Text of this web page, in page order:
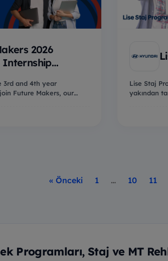
2026
Internship
3rd and 4th year
Future Makers, our
Lise Staj
yakından
« Önceki 1 … 10 11
Programları, Staj ve MT